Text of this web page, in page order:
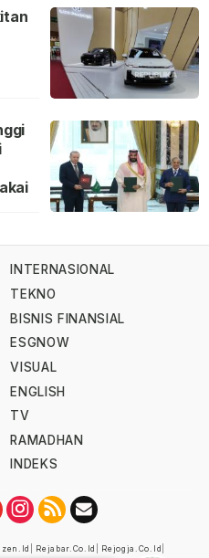
INTERNASIONAL
TEKNO
BISNIS FINANSIAL
ESGNOW
VISUAL
ENGLISH
TV
RAMADHAN
INDEKS
Rejabar.co.id Rejogja.co.id